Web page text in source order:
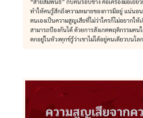
“สายสัมพันธ์” กับคนรอบข้าง คือเครื่องมือเยียว
ทำให้คนรู้สึกถึงความหมายของการมีอยู่ แน่นอ
ตนเองเป็นความสูญเสียที่ไม่ว่าใครก็ไม่อยากให้
สามารถป้องกันได้ ด้วยการสังเกตพฤติกรรมคน
ตกอยู่ในห้วงทุกข์รู้ว่าเขาไม่ได้อยู่คนเดียวบนโล